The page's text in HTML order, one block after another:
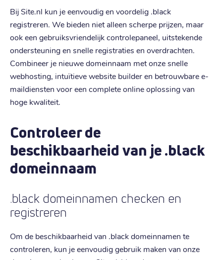
Bij Site.nl kun je eenvoudig en voordelig .black
registreren. We bieden niet alleen scherpe prijzen, maar
ook een gebruiksvriendelijk controlepaneel, uitstekende
ondersteuning en snelle registraties en overdrachten.
Combineer je nieuwe domeinnaam met onze snelle
webhosting, intuïtieve website builder en betrouwbare e-
maildiensten voor een complete online oplossing van
hoge kwaliteit.
Controleer de
beschikbaarheid van je .black
domeinnaam
.black domeinnamen checken en
registreren
Om de beschikbaarheid van .black domeinnamen te
controleren, kun je eenvoudig gebruik maken van onze